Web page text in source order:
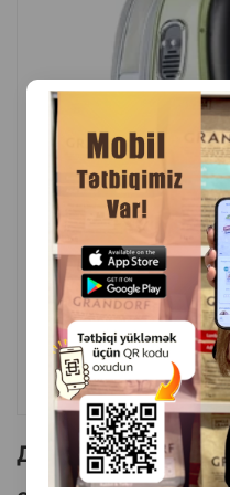
Материал: ткань,
Назначение:
Страна производитель:
( Отзывы)
Масса
1 шт
Другие товоры